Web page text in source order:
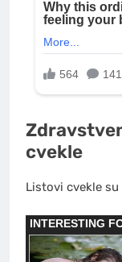
cvekle
Listovi cvekle